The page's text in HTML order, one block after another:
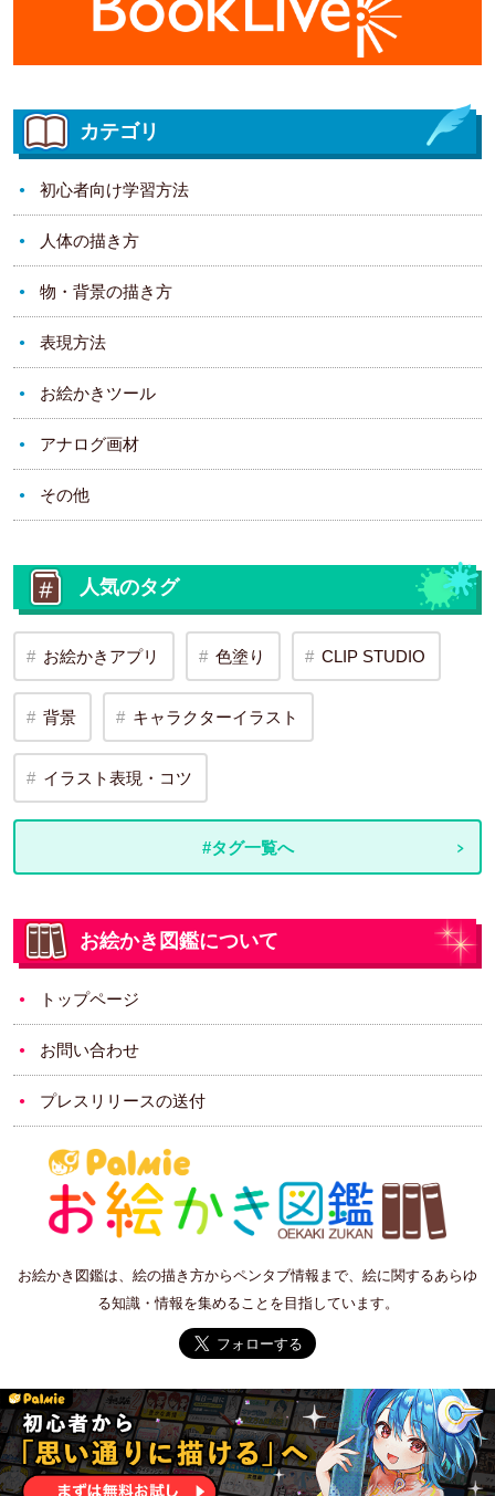
カテゴリ
初心者向け学習方法
人体の描き方
物・背景の描き方
表現方法
お絵かきツール
アナログ画材
その他
人気のタグ
お絵かきアプリ 色塗り CLIP STUDIO
背景 キャラクターイラスト
イラスト表現・コツ
#タグ一覧へ
お絵かき図鑑について
トップページ
お問い合わせ
プレスリリースの送付
お絵かき図鑑は、絵の描き方からペンタブ情報まで、絵に関するあらゆ
る知識・情報を集めることを目指しています。